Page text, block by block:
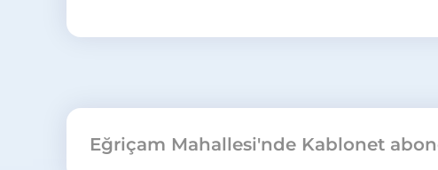
Eğriçam Mahallesi'nde Kablonet